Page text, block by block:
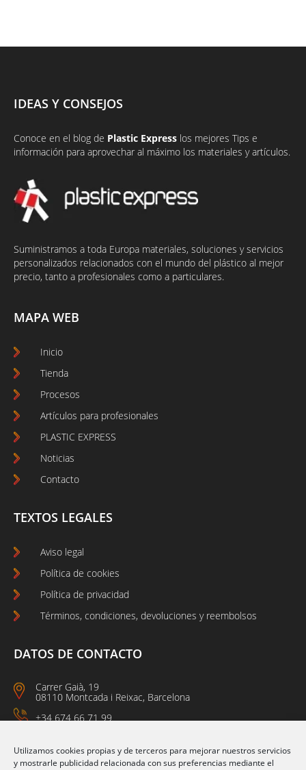
Utilizamos cookies propias y de terceros para mejorar nuestros servicios
y mostrarle publicidad relacionada con sus preferencias mediante el
IDEAS Y CONSEJOS
Conoce en el blog de Plastic Express los mejores Tips e
información para aprovechar al máximo los materiales y artículos.
Suministramos a toda Europa materiales, soluciones y servicios
personalizados relacionados con el mundo del plástico al mejor
precio, tanto a profesionales como a particulares.
MAPA WEB
Inicio
Tienda
Procesos
Artículos para profesionales
PLASTIC EXPRESS
Noticias
Contacto
TEXTOS LEGALES
Aviso legal
Política de cookies
Política de privacidad
Términos, condiciones, devoluciones y reembolsos
DATOS DE CONTACTO
Carrer Gaià, 19
08110 Montcada i Reixac, Barcelona
+34 674 66 71 99
V: 7 a 15